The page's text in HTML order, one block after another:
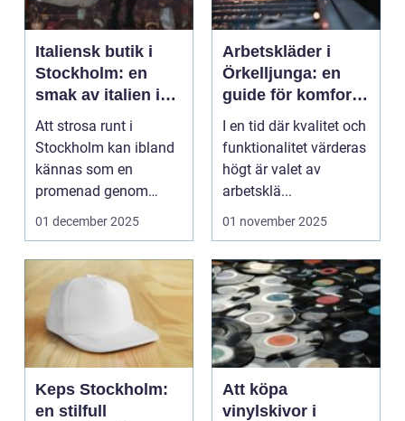
Italiensk butik i
Stockholm: en
smak av italien i
huvudstaden
Att strosa runt i
Stockholm kan ibland
kännas som en
promenad genom
världens alla hör...
01 december 2025
Arbetskläder i
Örkelljunga: en
guide för komfort
och säkerhet
I en tid där kvalitet och
funktionalitet värderas
högt är valet av
arbetsklä...
01 november 2025
Keps Stockholm:
en stilfull
Att köpa
vinylskivor i